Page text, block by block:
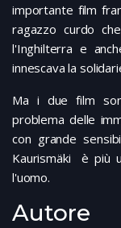
importante film
ragazzo curdo
l'Inghilterra e
innescava la
Ma i due film
problema delle
con grande
Kaurismäki è più
l'uomo.
Autore